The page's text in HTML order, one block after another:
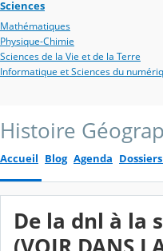
Sciences
Mathématiques
Physique-Chimie
Sciences de la Vie et de la Terre
Informatique et Sciences du
Histoire
Accueil Blog Agenda
De la dnl à la